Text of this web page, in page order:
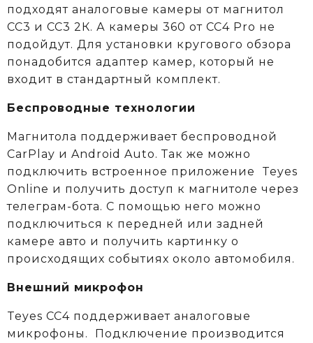
подходят аналоговые камеры от магнитол
СС3 и СС3 2К. А камеры 360 от CC4 Pro не
подойдут. Для установки кругового обзора
понадобится адаптер камер, который не
входит в стандартный комплект.
Беспроводные технологии
Магнитола поддерживает беспроводной
CarPlay и Android Auto. Так же можно
подключить встроенное приложение Teyes
Online и получить доступ к магнитоле через
телеграм-бота. С помощью него можно
подключиться к передней или задней
камере авто и получить картинку о
происходящих событиях около автомобиля.
Внешний микрофон
Teyes CC4 поддерживает аналоговые
микрофоны. Подключение производится